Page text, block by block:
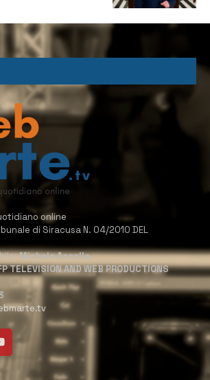
online
di Siracusa N. 04/2010 DEL
Michele Accolla
TELEVISION AND WEB PRODUCTIONS